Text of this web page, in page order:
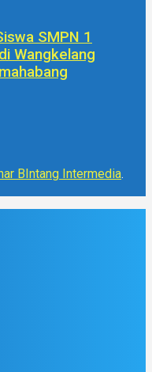
SMPN 1
Wangkelang
BIntang Intermedia.